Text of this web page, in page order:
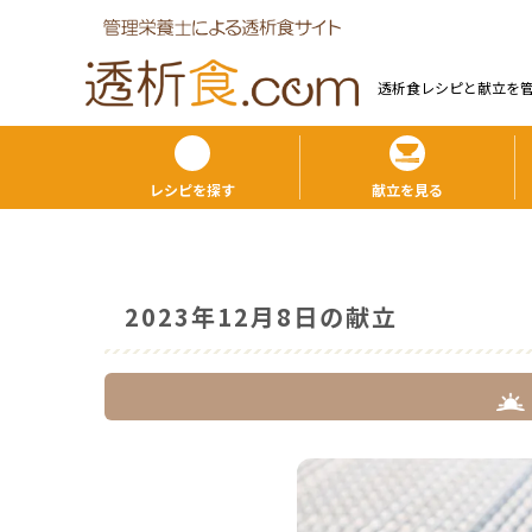
透析食レシピと献⽴を
レシピを探す 献立を見る
2023年12月8日の献立